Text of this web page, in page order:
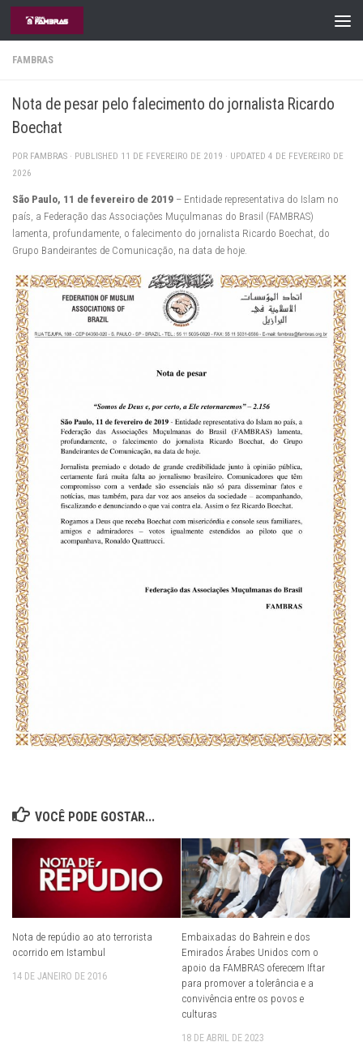
Skip to content
FAMBRAS
Nota de pesar pelo falecimento do jornalista Ricardo
Boechat
POR FAMBRAS · PUBLISHED 11 DE FEVEREIRO DE 2019 · UPDATED 4 DE FEVEREIRO DE
2026
São Paulo, 11 de fevereiro de 2019 – Entidade representativa do Islam no
país, a Federação das Associações Muçulmanas do Brasil (FAMBRAS)
lamenta, profundamente, o falecimento do jornalista Ricardo Boechat, do
Grupo Bandeirantes de Comunicação, na data de hoje.
VOCÊ PODE GOSTAR...
Nota de repúdio ao ato terrorista
ocorrido em Istambul
14 DE JANEIRO DE 2016
Embaixadas do Bahrein e dos
Emirados Árabes Unidos com o
apoio da FAMBRAS oferecem Iftar
para promover a tolerância e a
convivência entre os povos e
culturas
18 DE ABRIL DE 2023